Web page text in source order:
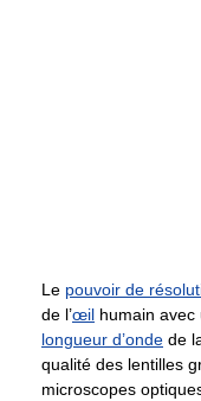
Le pouvoir de
de l’œil humain avec
longueur d’onde de
qualité des lentilles
microscopes